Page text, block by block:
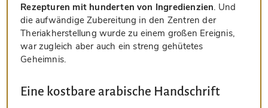
Rezepturen mit hunderten von Ingredienzien. Und
die aufwändige Zubereitung in den Zentren der
Theriakherstellung wurde zu einem großen Ereignis,
war zugleich aber auch ein streng gehütetes
Geheimnis.
Eine kostbare arabische Handschrift